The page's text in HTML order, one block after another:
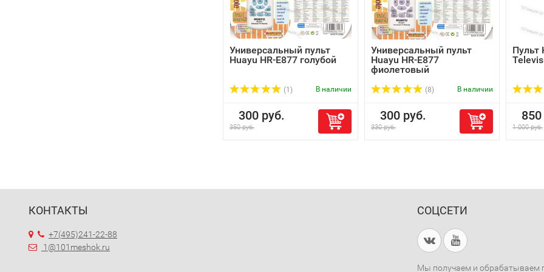
Универсальный пульт
Huayu HR-E877 голубой
(1) В наличии
300 руб.
350 руб.
Универсальный пульт
Huayu HR-E877
фиолетовый
(8) В наличии
300 руб.
330 руб.
Пульт
850
1 000 руб.
КОНТАКТЫ
+7(495)241-22-88
1@101meshok.ru
СОЦСЕТИ
Мы получаем и обрабатываем